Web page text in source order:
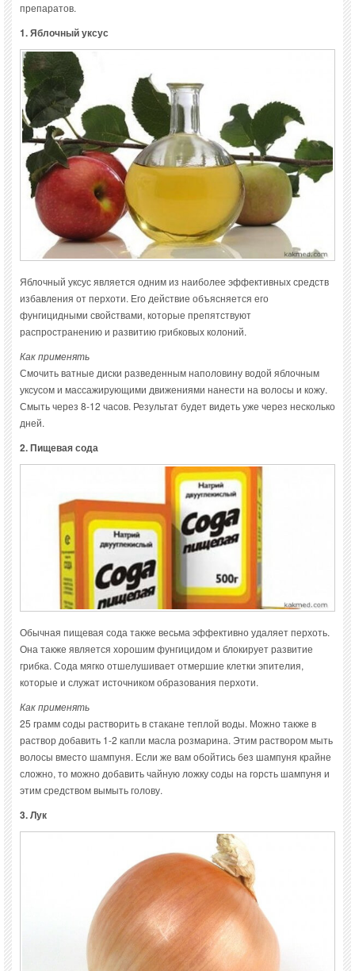
препаратов.
1. Яблочный уксус
Яблочный уксус является одним из наиболее эффективных средств
избавления от перхоти. Его действие объясняется его
фунгицидными свойствами, которые препятствуют
распространению и развитию грибковых колоний.
Как применять
Смочить ватные диски разведенным наполовину водой яблочным
уксусом и массажирующими движениями нанести на волосы и кожу.
Смыть через 8-12 часов. Результат будет видеть уже через несколько
дней.
2. Пищевая сода
Обычная пищевая сода также весьма эффективно удаляет перхоть.
Она также является хорошим фунгицидом и блокирует развитие
грибка. Сода мягко отшелушивает отмершие клетки эпителия,
которые и служат источником образования перхоти.
Как применять
25 грамм соды растворить в стакане теплой воды. Можно также в
раствор добавить 1-2 капли масла розмарина. Этим раствором мыть
волосы вместо шампуня. Если же вам обойтись без шампуня крайне
сложно, то можно добавить чайную ложку соды на горсть шампуня и
этим средством вымыть голову.
3. Лук